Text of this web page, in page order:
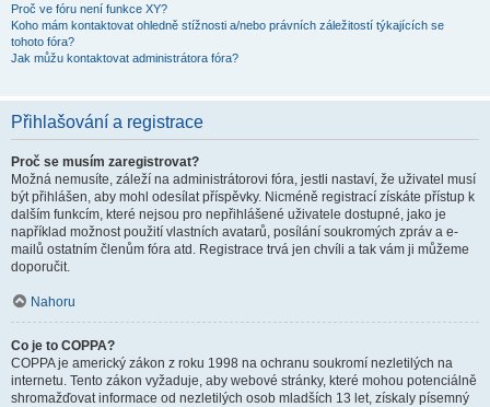
Proč ve fóru není funkce XY?
Koho mám kontaktovat ohledně stížnosti a/nebo právních záležitostí týkajících se
tohoto fóra?
Jak můžu kontaktovat administrátora fóra?
Přihlašování a registrace
Proč se musím zaregistrovat?
Možná nemusíte, záleží na administrátorovi fóra, jestli nastaví, že uživatel musí
být přihlášen, aby mohl odesílat příspěvky. Nicméně registrací získáte přístup k
dalším funkcím, které nejsou pro nepřihlášené uživatele dostupné, jako je
například možnost použití vlastních avatarů, posílání soukromých zpráv a e-
mailů ostatním členům fóra atd. Registrace trvá jen chvíli a tak vám ji můžeme
doporučit.
Nahoru
Co je to COPPA?
COPPA je americký zákon z roku 1998 na ochranu soukromí nezletilých na
internetu. Tento zákon vyžaduje, aby webové stránky, které mohou potenciálně
shromažďovat informace od nezletilých osob mladších 13 let, získaly písemný